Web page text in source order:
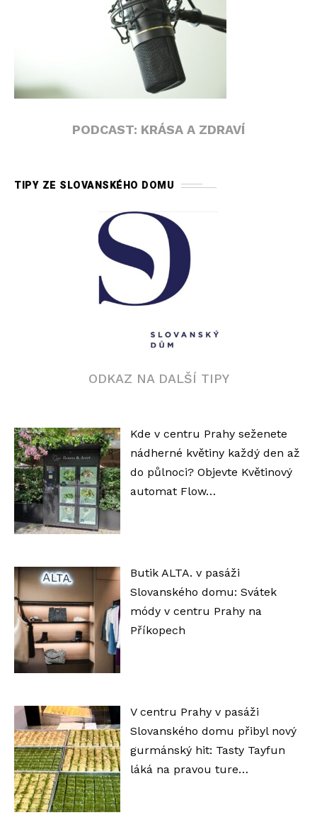
PODCAST: KRÁSA A ZDRAVÍ
TIPY ZE SLOVANSKÉHO DOMU
ODKAZ NA DALŠÍ TIPY
Kde v centru Prahy seženete
nádherné květiny každý den až
do půlnoci? Objevte Květinový
automat Flow…
Butik ALTA. v pasáži
Slovanského domu: Svátek
módy v centru Prahy na
Příkopech
V centru Prahy v pasáži
Slovanského domu přibyl nový
gurmánský hit: Tasty Tayfun
láká na pravou ture…